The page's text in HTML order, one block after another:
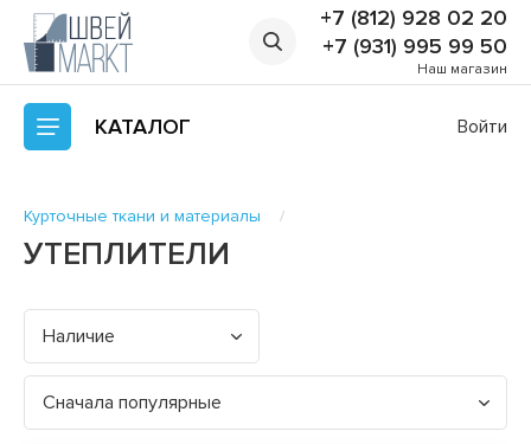
+7 (812) 928 02 20
+7 (931) 995 99 50
Наш магазин
КАТАЛОГ Войти
Курточные ткани и материалы
УТЕПЛИТЕЛИ
Наличие
Сначала популярные